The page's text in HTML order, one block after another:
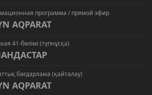
программа / прямой эфир
AQPARAT
41-бөлімі (түпнұсқа)
бағдарлама (қайталау)
AQPARAT